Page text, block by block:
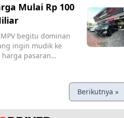
Mulai Rp 100
begitu dominan
ingin mudik ke
pasaran
Berikutnya »